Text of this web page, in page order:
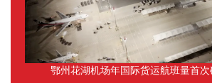
鄂州花湖机场年国际货运航班量首次